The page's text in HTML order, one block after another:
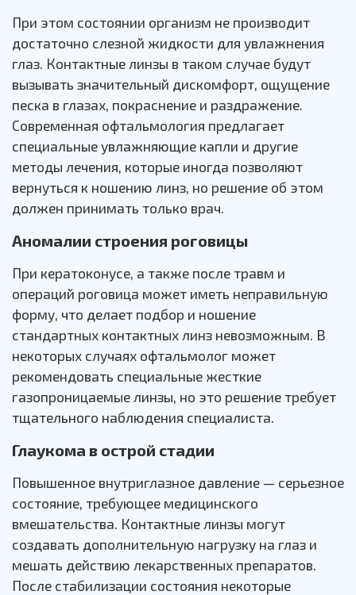
При этом состоянии организм не производит
достаточно слезной жидкости для увлажнения
глаз. Контактные линзы в таком случае будут
вызывать значительный дискомфорт, ощущение
песка в глазах, покраснение и раздражение.
Современная офтальмология предлагает
специальные увлажняющие капли и другие
методы лечения, которые иногда позволяют
вернуться к ношению линз, но решение об этом
должен принимать только врач.
Аномалии строения роговицы
При кератоконусе, а также после травм и
операций роговица может иметь неправильную
форму, что делает подбор и ношение
стандартных контактных линз невозможным. В
некоторых случаях офтальмолог может
рекомендовать специальные жесткие
газопроницаемые линзы, но это решение требует
тщательного наблюдения специалиста.
Глаукома в острой стадии
Повышенное внутриглазное давление — серьезное
состояние, требующее медицинского
вмешательства. Контактные линзы могут
создавать дополнительную нагрузку на глаз и
мешать действию лекарственных препаратов.
После стабилизации состояния некоторые